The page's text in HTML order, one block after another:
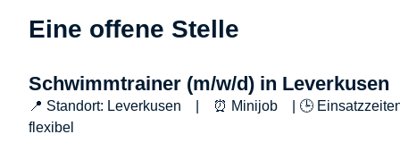
Eine offene Stelle
Schwimmtrainer (m/w/d) in Leverkusen
📍 Standort: Leverkusen | ⏰ Minijob | 🕒
flexibel